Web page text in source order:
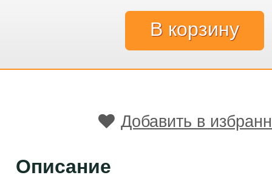
Добавить в
Описание